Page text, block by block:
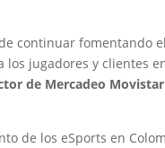
continuar fomentando el
los jugadores y clientes
de Mercadeo Movistar
de los eSports en